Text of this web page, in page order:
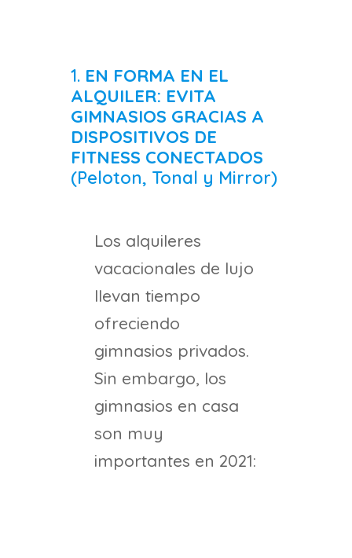
1. EN FORMA EN EL
ALQUILER: EVITA
GIMNASIOS GRACIAS A
DISPOSITIVOS DE
FITNESS CONECTADOS
(Peloton, Tonal y Mirror)
Los alquileres
vacacionales de lujo
llevan tiempo
ofreciendo
gimnasios privados.
Sin embargo, los
gimnasios en casa
son muy
importantes en 2021: